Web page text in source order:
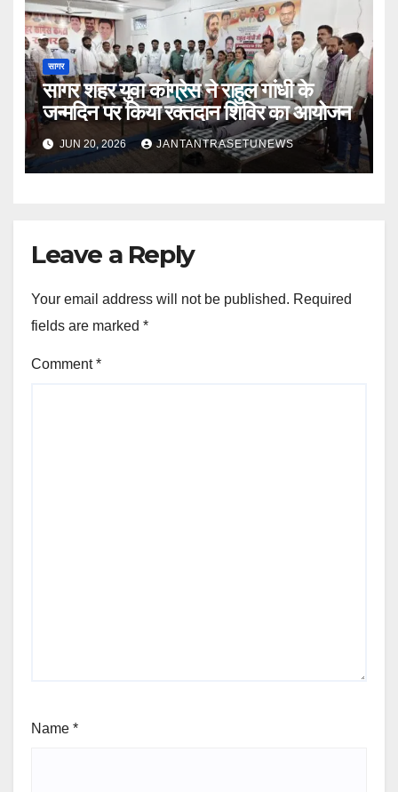
सागर
सागर शहर युवा कांग्रेस ने राहुल गांधी के
जन्मदिन पर किया रक्तदान शिविर का आयोजन
JUN 20, 2026 JANTANTRASETUNEWS
Leave a Reply
Your email address will not be published. Required
fields are marked *
Comment*
Name *